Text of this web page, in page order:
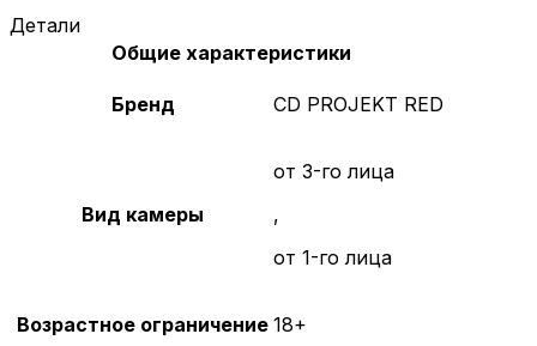
Детали
Общие характеристики
Бренд CD PROJEKT RED
Вид камеры
от 3-го лица
,
от 1-го лица
Возрастное ограничение 18+